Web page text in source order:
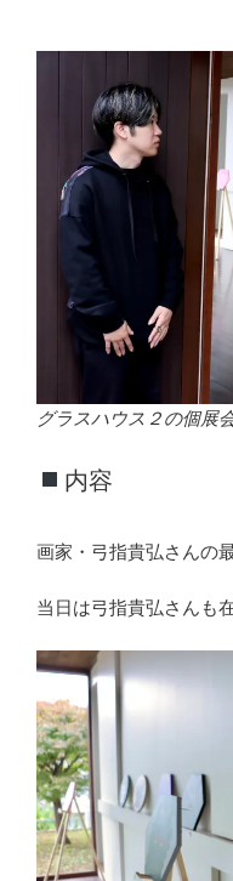
グラスハウス２の個展
内容
画家・弓指貴弘さんの
当日は弓指貴弘さんも